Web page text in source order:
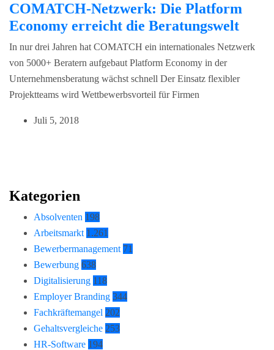
COMATCH-Netzwerk: Die Platform
Economy erreicht die Beratungswelt
In nur drei Jahren hat COMATCH ein internationales Netzwerk
von 5000+ Beratern aufgebaut Platform Economy in der
Unternehmensberatung wächst schnell Der Einsatz flexibler
Projektteams wird Wettbewerbsvorteil für Firmen
Juli 5, 2018
Kategorien
Absolventen 198
Arbeitsmarkt 1.261
Bewerbermanagement 71
Bewerbung 638
Digitalisierung 118
Employer Branding 344
Fachkräftemangel 202
Gehaltsvergleiche 253
HR-Software 194